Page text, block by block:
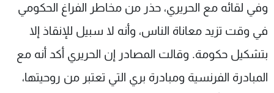
وفي لقائه مع الحريري، حذر من مخاطر الفراغ الحكومي
في وقت تزيد معاناة الناس، وأنه لا سبيل للإنقاذ إلا
بتشكيل حكومة. وقالت المصادر إن الحريري أكد أنه مع
المبادرة الفرنسية ومبادرة بري التي تعتبر من روحيتها،